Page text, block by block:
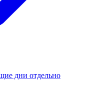
дни отдельно